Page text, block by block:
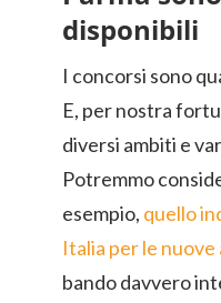
disponibili
I concorsi sono
E, per nostra
diversi ambiti e
Potremmo
esempio, quello
Italia per le nuove
bando davvero